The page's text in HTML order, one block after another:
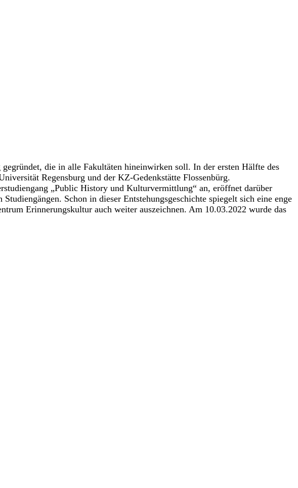
die in alle Fakultäten hineinwirken soll. In der ersten Hälfte des
Regensburg und der KZ-Gedenkstätte Flossenbürg.
„Public History und Kulturvermittlung“ an, eröffnet darüber
Schon in dieser Entstehungsgeschichte spiegelt sich eine enge
Erinnerungskultur auch weiter auszeichnen. Am 10.03.2022 wurde das